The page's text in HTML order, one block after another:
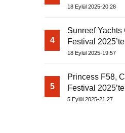
18 Eylül 2025-20:28
4
Sunreef Yachts
Festival
18 Eylül 2025-19:57
5
Princess F58,
Festival
Yapıyor
5 Eylül 2025-21:27